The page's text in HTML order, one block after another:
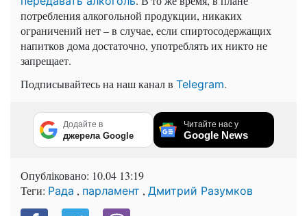
потребления алкогольной продукции, никаких
ограничений нет – в случае, если спиртосодержащих
напитков дома достаточно, употреблять их никто не
запрещает.
Подписывайтесь на наш канал в Telegram.
Додайте в
джерела Google
Читайте нас у
Google News
Опубліковано: 10.04 13:19
Теги: Рада , парламент , Дмитрий Разумков